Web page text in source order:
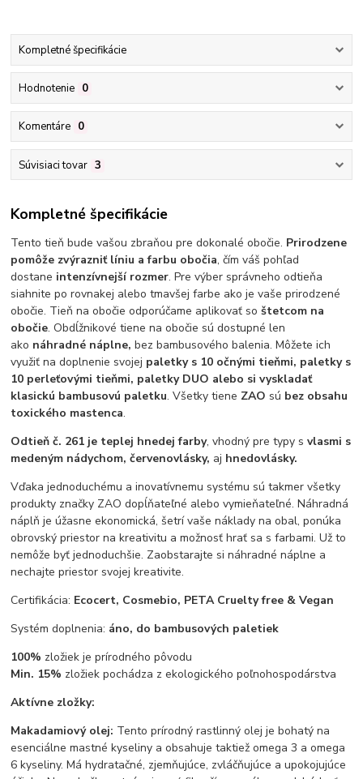
Kompletné špecifikácie
Hodnotenie 0
Komentáre 0
Súvisiaci tovar 3
Kompletné špecifikácie
Tento tieň bude vašou zbraňou pre dokonalé obočie. Prirodzene
pomôže zvýrazniť líniu a farbu obočia, čím váš pohľad
dostane intenzívnejší rozmer. Pre výber správneho odtieňa
siahnite po rovnakej alebo tmavšej farbe ako je vaše prirodzené
obočie. Tieň na obočie odporúčame aplikovať soštetcom na
obočie. Obdĺžnikové tiene na obočie sú dostupné len
ako náhradné náplne,bez bambusového balenia. Môžete ich
využiť na doplnenie svojej paletky s 10 očnými tieňmi, paletky s
10 perleťovými tieňmi, paletky DUO alebo si vyskladať
klasickú bambusovú paletku. Všetky tiene ZAO sú bez obsahu
toxického mastenca.
Odtieň č. 261 je teplej hnedej farby, vhodný pre typy svlasmi s
medeným nádychom, červenovlásky, aj hnedovlásky.
Vďaka jednoduchému a inovatívnemu systému sú takmer všetky
produkty značky ZAO dopĺňateľné alebo vymieňateľné. Náhradná
náplň je úžasne ekonomická, šetrí vaše náklady na obal, ponúka
obrovský priestor na kreativitu a možnosť hrať sa s farbami. Už to
nemôže byť jednoduchšie. Zaobstarajte si náhradné náplne a
nechajte priestor svojej kreativite.
Certifikácia: Ecocert, Cosmebio, PETA Cruelty free & Vegan
Systém doplnenia: áno, do bambusových paletiek
100% zložiek je prírodného pôvodu
Min. 15% zložiek pochádza z ekologického poľnohospodárstva
Aktívne zložky:
Makadamiový olej: Tento prírodný rastlinný olej je bohatý na
esenciálne mastné kyseliny a obsahuje taktiež omega 3 a omega
6 kyseliny. Má hydratačné, zjemňujúce, zvláčňujúce a upokojujúce